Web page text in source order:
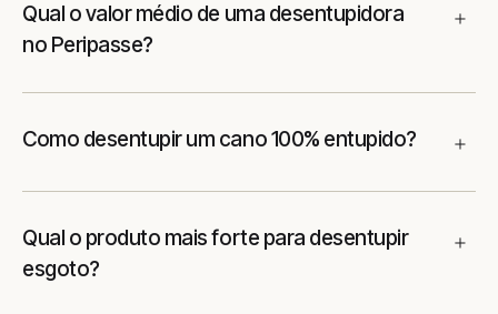
Qual o valor médio de uma desentupidora
no Peripasse?
Como desentupir um cano 100% entupido?
Qual o produto mais forte para desentupir
esgoto?